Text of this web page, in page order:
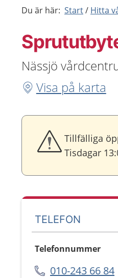
Du är här: Start Hitta
Nässjö
Visa på karta
Tillfälliga
Tisdagar
TELEFON
Telefonnummer
010-243 66 84